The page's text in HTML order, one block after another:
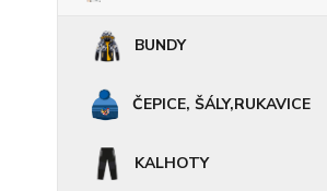
BUNDY
ČEPICE, ŠÁLY,RUKAVICE
KALHOTY